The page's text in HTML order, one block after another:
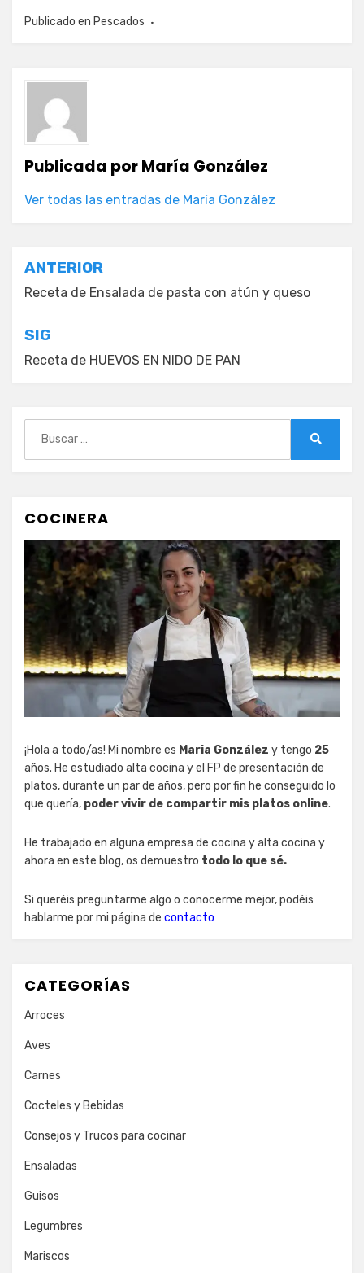
Publicado en Pescados
Publicada porMaría González
Ver todas las entradas de María González
Navegación
de
entradas
ANTERIOR
Receta de Ensalada de pasta con atún y queso
SIG
Receta de HUEVOS EN NIDO DE PAN
COCINERA
¡Hola a todo/as! Mi nombre es Maria González y tengo 25
años. He estudiado alta cocina y el FP de presentación de
platos, durante un par de años, pero por fin he conseguido lo
que quería, poder vivir de compartir mis platos online.
He trabajado en alguna empresa de cocina y alta cocina y
ahora en este blog, os demuestro todo lo que sé.
Si queréis preguntarme algo o conocerme mejor, podéis
hablarme por mi página de contacto
CATEGORÍAS
Arroces
Aves
Carnes
Cocteles y Bebidas
Consejos y Trucos para cocinar
Ensaladas
Guisos
Legumbres
Mariscos